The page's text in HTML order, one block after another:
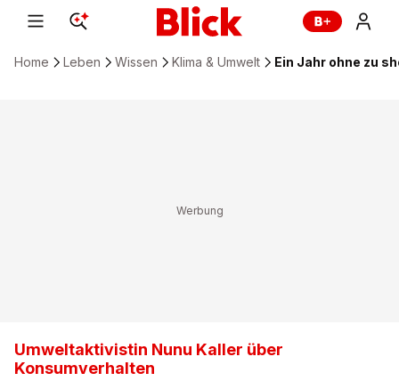
Home Leben Wissen Klima & Umwelt Ein Jahr ohne zu
Umweltaktivistin Nunu Kaller über
Konsumverhalten